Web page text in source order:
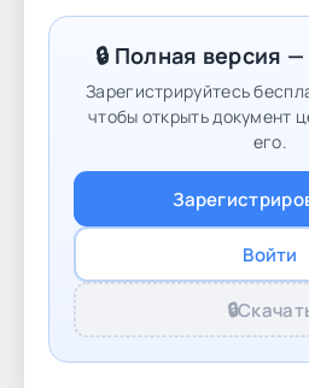
участием P. HealthCote и
увлекательной на rao.kz.
Hardware peripherals and
Information security 18
principles and processes
Animation 37 Module 5:
development 48 Module 6:
7: Graphics 67 Module 8:
🔒 Полная версия
Зарегистрируйтесь
чтобы открыть документ
его.
Войти
🔒